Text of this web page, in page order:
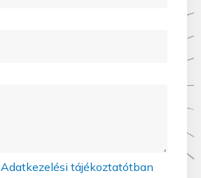
Adatkezelési tájékoztatótban